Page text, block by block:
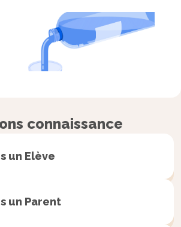
à l’état solide. La
connaissance
un Elève
un Parent